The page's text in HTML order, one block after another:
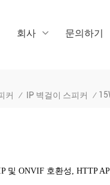
회사 문의하기
커 / IP 벽걸이 스피커 /
및 ONVIF 호환성, HTTP